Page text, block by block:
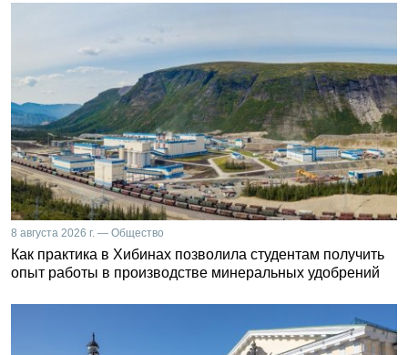
8 августа 2026 г. — Общество
Как практика в Хибинах позволила студентам получить
опыт работы в производстве минеральных удобрений